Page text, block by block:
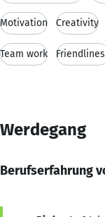
Motivation Creativity
Team work
Werdegang
Berufserfahrung